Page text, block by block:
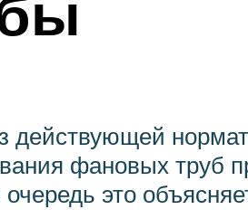
действующей
фановых труб
это